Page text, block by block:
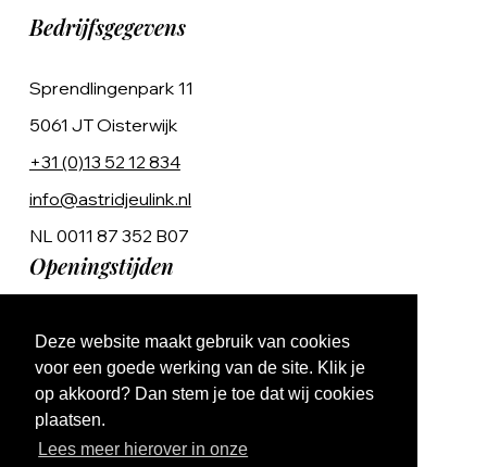
Deze website maakt gebruik van cookies
voor een goede werking van de site. Klik je
op akkoord? Dan stem je toe dat wij cookies
plaatsen.
Lees meer hierover in onze
Bedrijfsgegevens
Sprendlingenpark 11
5061 JT Oisterwijk
+31 (0)13 52 12 834
info@astridjeulink.nl
NL 0011 87 352 B07
Openingstijden
Ma t/m Vr 9:00 - 17:00